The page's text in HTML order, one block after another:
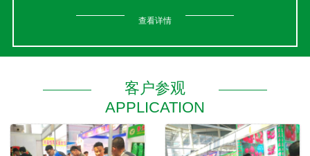
验中心检验合格；荣获中国保护消费者权益信 誉品牌、中国
心购物可信产品等荣誉称号；并由中国中轻产品质量保 障中
并与国内外大型园艺公司缔结良好的长期合作伙伴关
系。这里交通便利，信息发达，这里蔬菜种植历史悠久，生
产的产品贴近菜农，通过推广使用，采纳菜农的种植要求，
改进模具装备和生产工艺，增加产品强度，延长产品使用寿
查看详情
客户参观
APPLICATION